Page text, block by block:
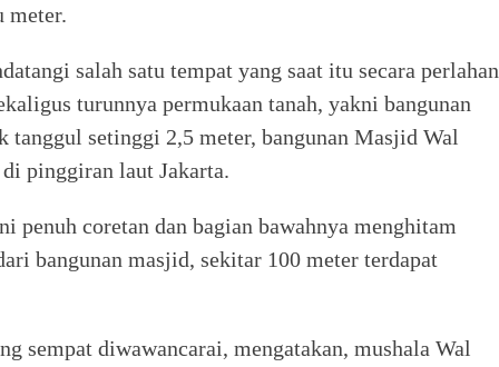
meter.
salah satu tempat yang saat itu secara perlahan
turunnya permukaan tanah, yakni bangunan
tanggul setinggi 2,5 meter, bangunan Masjid Wal
pinggiran laut Jakarta.
penuh coretan dan bagian bawahnya menghitam
bangunan masjid, sekitar 100 meter terdapat
sempat diwawancarai, mengatakan, mushala Wal